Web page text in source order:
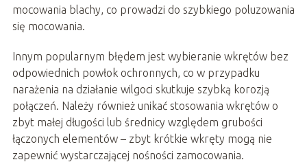
mocowania blachy, co prowadzi do szybkiego poluzowania
się mocowania.
Innym popularnym błędem jest wybieranie wkrętów bez
odpowiednich powłok ochronnych, co w przypadku
narażenia na działanie wilgoci skutkuje szybką korozją
połączeń. Należy również unikać stosowania wkrętów o
zbyt małej długości lub średnicy względem grubości
łączonych elementów – zbyt krótkie wkręty mogą nie
zapewnić wystarczającej nośności zamocowania.